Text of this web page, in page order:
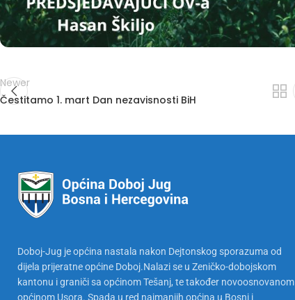
Newer
Čestitamo 1. mart Dan nezavisnosti BiH
Doboj-Jug je općina nastala nakon Dejtonskog sporazuma od
dijela prijeratne općine Doboj.Nalazi se u Zeničko-dobojskom
kantonu i graniči sa općinom Tešanj, te također novoosnovanom
općinom Usora. Spada u red najmanjih općina u Bosni i